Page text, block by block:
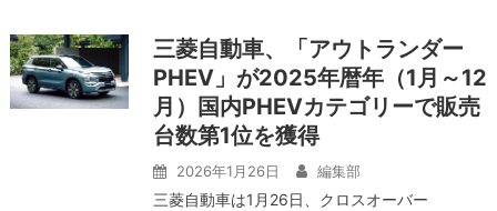
三菱自動車、「アウトランダー
PHEV」が2025年暦年（1月～12
月）国内PHEVカテゴリーで販売
台数第1位を獲得
2026年1月26日 編集部
三菱自動車は1月26日、クロスオーバー